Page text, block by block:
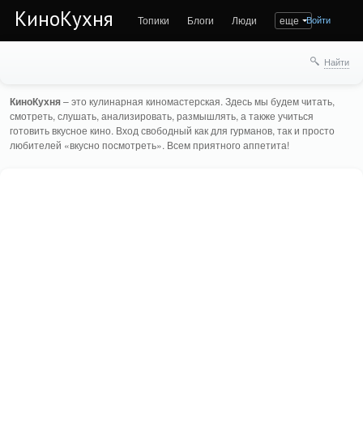
КиноКухня Топики Блоги Люди еще Войти
Найти
КиноКухня– это кулинарная киномастерская. Здесь мы будем читать,
смотреть, слушать, анализировать, размышлять, а также учиться
готовить вкусное кино. Вход свободный как для гурманов, так и просто
любителей «вкусно посмотреть». Всем приятного аппетита!